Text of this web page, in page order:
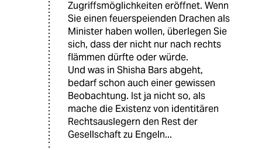
Zugriffsmöglichkeiten eröffnet. Wenn
Sie einen feuerspeienden Drachen als
Minister haben wollen, überlegen Sie
sich, dass der nicht nur nach rechts
flämmen dürfte oder würde.
Und was in Shisha Bars abgeht,
bedarf schon auch einer gewissen
Beobachtung. Ist ja nicht so, als
mache die Existenz von identitären
Rechtsauslegern den Rest der
Gesellschaft zu Engeln...